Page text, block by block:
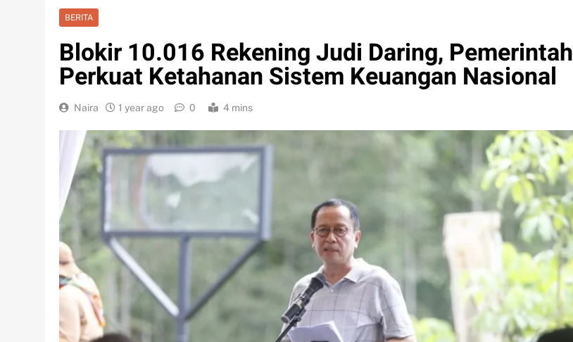
BERITA
Blokir 10.016 Rekening Judi Daring, Pemerintah
Perkuat Ketahanan Sistem Keuangan Nasional
Naira 1 year ago 0 4 mins